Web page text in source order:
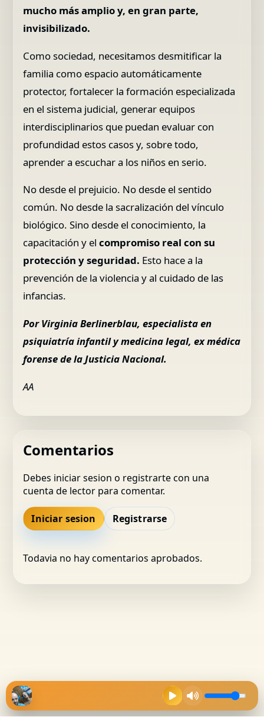
mucho más amplio y, en gran parte,
invisibilizado.
Como sociedad, necesitamos desmitificar la
familia como espacio automáticamente
protector, fortalecer la formación especializada
en el sistema judicial, generar equipos
interdisciplinarios que puedan evaluar con
profundidad estos casos y, sobre todo,
aprender a escuchar a los niños en serio.
No desde el prejuicio. No desde el sentido
común. No desde la sacralización del vínculo
biológico. Sino desde el conocimiento, la
capacitación y elcompromiso real con su
protección y seguridad. Esto hace a la
prevención de la violencia y al cuidado de las
infancias.
Por Virginia Berlinerblau, especialista en
psiquiatría infantil y medicina legal, ex médica
forense de la Justicia Nacional.
AA
Comentarios
Debes iniciar sesion o registrarte con una
cuenta de lector para comentar.
Iniciar sesion Registrarse
Todavia no hay comentarios aprobados.